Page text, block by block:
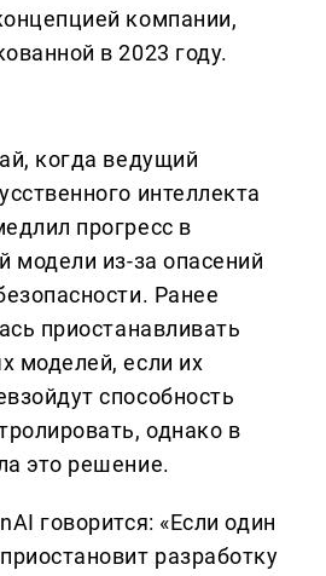
компании,
в 2023 году.
когда ведущий
интеллекта
прогресс в
модели из-за опасений
Ранее
приостанавливать
моделей, если их
способность
однако в
это решение.
говорится: «Если один
разработку